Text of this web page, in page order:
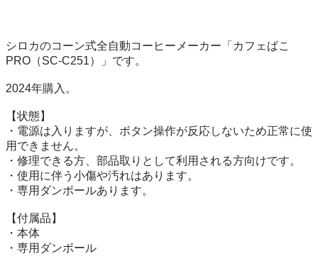
シロカのコーン式全自動コーヒーメーカー「カフェばこ
PRO（SC-C251）」です。
2024年購入。
【状態】
・電源は入りますが、ボタン操作が反応しないため正常に使
用できません。
・修理できる方、部品取りとして利用される方向けです。
・使用に伴う小傷や汚れはあります。
・専用ダンボールあります。
【付属品】
・本体
・専用ダンボール